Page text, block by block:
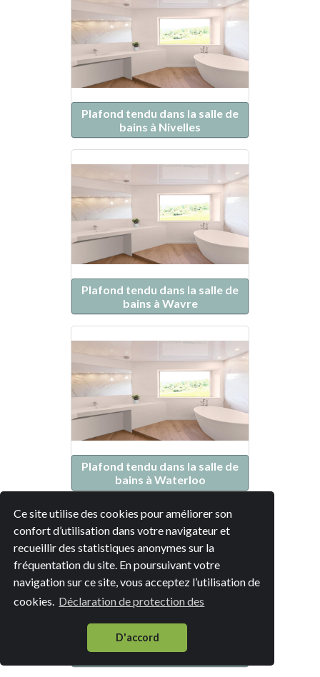
Ce site utilise des cookies pour améliorer son
confort d’utilisation dans votre navigateur et
recueillir des statistiques anonymes sur la
fréquentation du site. En poursuivant votre
navigation sur ce site, vous acceptez l’utilisation de
cookies. Déclaration de protection des
D'accord
Plafond tendu dans la salle de
bains à Nivelles
Plafond tendu dans la salle de
bains à Wavre
Plafond tendu dans la salle de
bains à Waterloo
Plafond tendu dans la salle de
bains à Braine-l'Alleud